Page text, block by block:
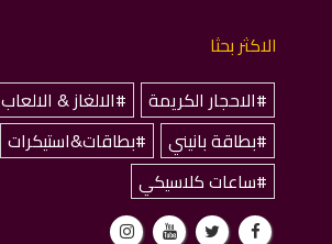
الاكثر بحثا
#الاحجار الكريمة
#الالغاز & الالعاب
#بطاقة بانيني
#بطاقات&استيكرات
#ساعات كلاسيكي